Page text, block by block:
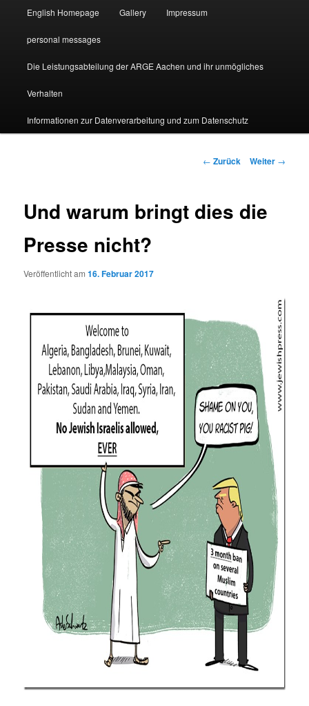
English Homepage Gallery Impressum
personal messages
Die Leistungsabteilung der ARGE Aachen und ihr unmögliches
Verhalten
Informationen zur Datenverarbeitung und zum Datenschutz
Beitragsnavigation
← Zurück Weiter →
Und warum bringt dies die
Presse nicht?
Veröffentlicht am16. Februar 2017